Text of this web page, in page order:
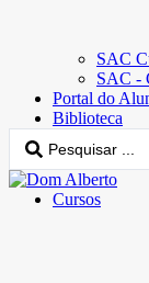
SAC
SAC -
Portal do
Biblioteca
Cursos